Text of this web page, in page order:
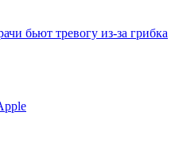
бьют тревогу из-за грибка